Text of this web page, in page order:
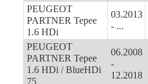
PEUGEOT
PARTNER Tepee
1.6 HDi
03.2013
- ...
PEUGEOT
PARTNER Tepee
1.6 HDi / BlueHDi
75
06.2008
-
12.2018